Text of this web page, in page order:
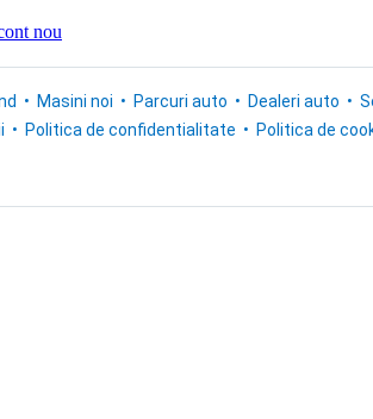
nou
Masini noi Parcuri auto Dealeri auto
Politica de confidentialitate Politica de